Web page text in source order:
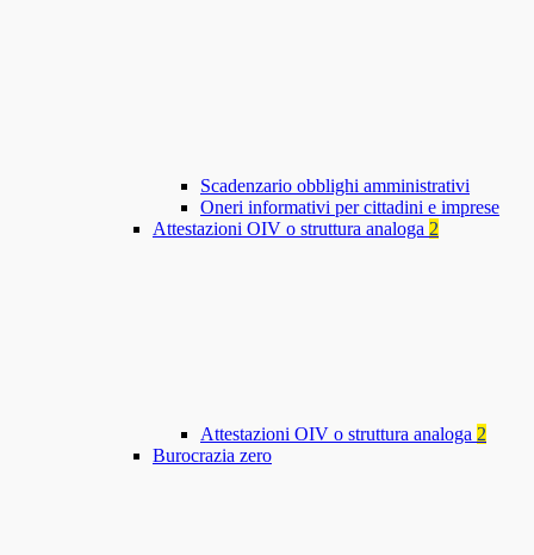
Scadenzario obblighi amministrativi
Oneri informativi per cittadini e imprese
Attestazioni OIV o struttura analoga 2
Attestazioni OIV o struttura analoga 2
Burocrazia zero